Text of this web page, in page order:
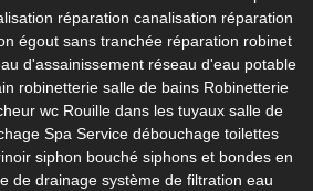
réparation canalisation réparation
égout sans tranchée réparation robinet
d'assainissement réseau d'eau potable
robinetterie salle de bains Robinetterie
wc Rouille dans les tuyaux salle de
Spa Service débouchage toilettes
siphon bouché siphons et bondes en
de drainage système de filtration eau